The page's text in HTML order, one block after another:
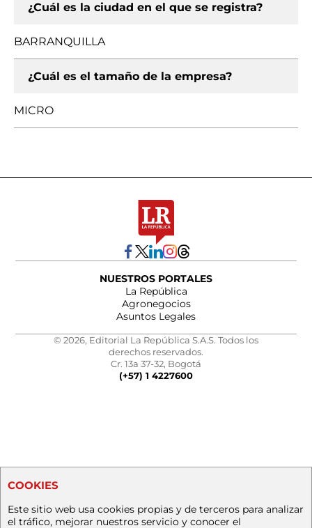
¿Cuál es la ciudad en el que se registra?
BARRANQUILLA
¿Cuál es el tamaño de la empresa?
MICRO
NUESTROS PORTALES
La República
Agronegocios
Asuntos Legales
© 2026, Editorial La República S.A.S. Todos los
derechos reservados.
Cr. 13a 37-32, Bogotá
(+57) 1 4227600
COOKIES
Este sitio web usa cookies propias y de terceros para analizar
el tráfico, mejorar nuestros servicio y conocer el